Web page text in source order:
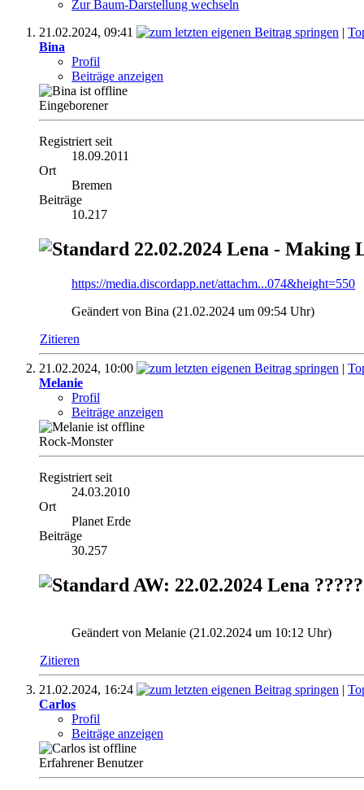
Zur Baum-Darstellung wechseln
21.02.2024, 09:41 |
Bina
Profil
Beiträge anzeigen
Eingeborener
Registriert seit
18.09.2011
Ort
Bremen
Beiträge
10.217
22.02.2024 Lena - Making
https://media.discordapp.net/attachm...074&height=550
Geändert von Bina (21.02.2024 um 09:54 Uhr)
Zitieren
21.02.2024, 10:00 |
Melanie
Profil
Beiträge anzeigen
Rock-Monster
Registriert seit
24.03.2010
Ort
Planet Erde
Beiträge
30.257
AW: 22.02.2024 Lena
Geändert von Melanie (21.02.2024 um 10:12 Uhr)
Zitieren
21.02.2024, 16:24 |
Carlos
Profil
Beiträge anzeigen
Erfahrener Benutzer